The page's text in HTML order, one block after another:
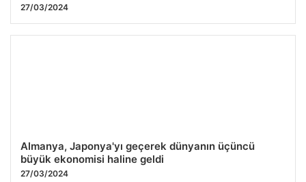
27/03/2024
Almanya, Japonya'yı geçerek dünyanın üçüncü
büyük ekonomisi haline geldi
27/03/2024